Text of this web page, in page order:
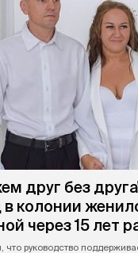
друг без
в колонии
через 15 лет
руководство